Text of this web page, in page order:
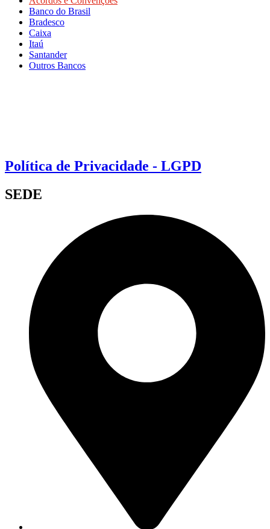
Banco do Brasil
Bradesco
Caixa
Itaú
Santander
Outros Bancos
Política de Privacidade - LGPD
SEDE